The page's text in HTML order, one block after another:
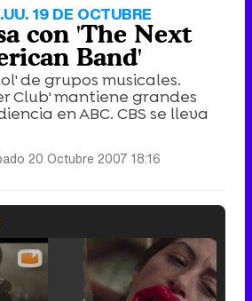
19 DE OCTUBRE
con 'The Next
Band'
de grupos musicales.
Club' mantiene grandes
en ABC. CBS se lleva
20 Octubre 2007 18:16